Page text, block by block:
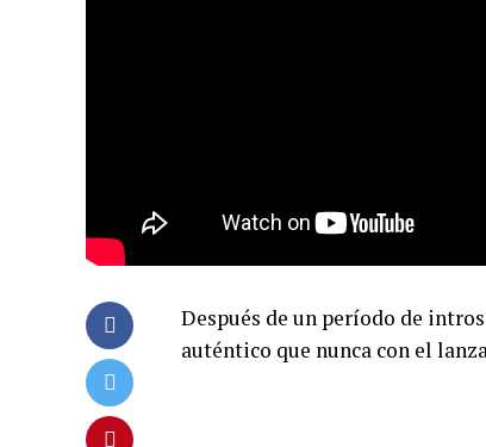
Después de un período de
auténtico que nunca con el